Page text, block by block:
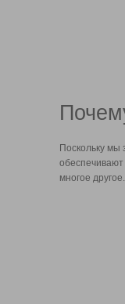
Поскольку мы
многое другое.